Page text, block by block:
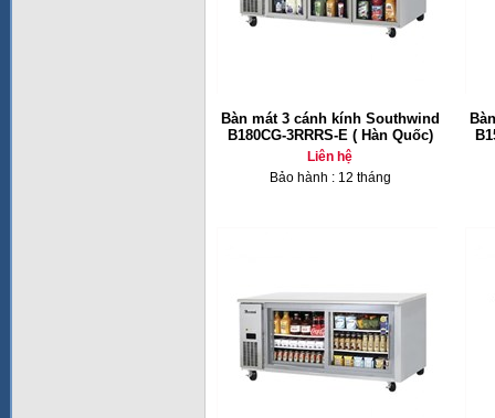
Bàn mát 3 cánh kính Southwind
B180CG-3RRRS-E ( Hàn Quốc)
Liên hệ
Bảo hành : 12 tháng